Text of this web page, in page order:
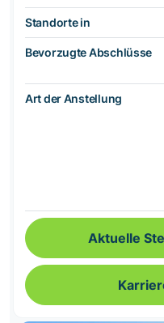
Standorte in
Bevorzugte Abschlüsse
Art der Anstellung
Aktuelle